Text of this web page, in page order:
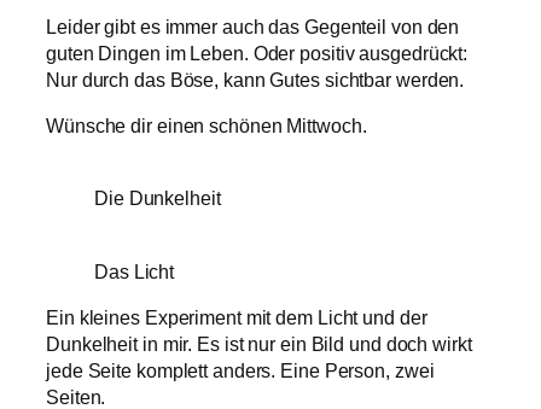
Leider gibt es immer auch das Gegenteil von den
guten Dingen im Leben. Oder positiv ausgedrückt:
Nur durch das Böse, kann Gutes sichtbar werden.
Wünsche dir einen schönen Mittwoch.
Die Dunkelheit
Das Licht
Ein kleines Experiment mit dem Licht und der
Dunkelheit in mir. Es ist nur ein Bild und doch wirkt
jede Seite komplett anders. Eine Person, zwei
Seiten.